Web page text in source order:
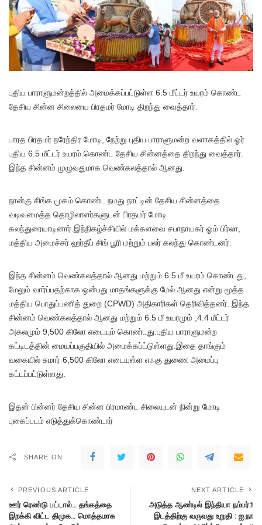
புதிய பாராளுமன்றத்தில் அமைக்கப்பட்டுள்ள 6.5 மீட்டர் உயரம் கொண்ட
தேசிய சின்ன சிலையை பிரதமர் மோடி திறந்து வைத்தார்.
பாரத பிரதமர் நரேந்திர மோடி, நேற்று புதிய பாராளுமன்ற வளாகத்தில் ஓர்
புதிய 6.5 மீட்டர் உயரம் கொண்ட தேசிய சின்னத்தை திறந்து வைத்தார்.
இந்த சின்னம் முழுவதுமாக வெண்கலத்தால் ஆனது.
நான்கு சிங்க முகம் கொண்ட நமது நாட்டின் தேசிய சின்னத்தை
வடிவமைத்த தொழிலாளர்களுடன் பிரதமர் மோடி
கலந்துரையாடினார்.இந்நிகழ்ச்சியில் மக்களவை சபாநாயகர் ஓம் பிர்லா,
மத்திய அமைச்சர் ஹர்தீப் சிங் பூரி மற்றும் பலர் கலந்து கொண்டனர்.
இந்த சின்னம் வெண்கலத்தால் ஆனது மற்றும் 6.5 மீ உயரம் கொண்டது,
மேலும் வார்ப்பதற்காக ஒன்பது மாதங்களுக்கு மேல் ஆனது என்று மூத்த
மத்திய பொதுப்பணித் துறை (CPWD) அதிகாரிகள் தெரிவித்தனர். இந்த
சின்னம் வெண்கலத்தால் ஆனது மற்றும் 6.5 மீ உயரமும் ,4.4 மீட்டர்
அகலமும் 9,500 கிலோ எடையும் கொண்டது.புதிய பாராளுமன்ற
கட்டிடத்தின் மையப்பகுதியில் அமைக்கப்ட்டுள்ளது.இதை தாங்கும்
வகையில் சுமார் 6,500 கிலோ எடையுள்ள எஃகு துணை அமைப்பு
கட்டப்பட்டுள்ளது.
இதன் பின்னர் தேசிய சின்ன பிரமாண்ட சிலையுடன் நின்று மோடி
புகைப்படம் எடுத்துக்கொண்டார்
SHARE ON
PREVIOUS ARTICLE
ஊர் ரெண்டு பட்டால்… தங்கத்தை
இறக்கி விட்ட திமுக… மொத்தமாக
NEXT ARTICLE
அடுத்த ஆண்டில் இந்தியா நம்பர்.1
இடத்திற்கு வருவது உறுதி : ஐ.நா